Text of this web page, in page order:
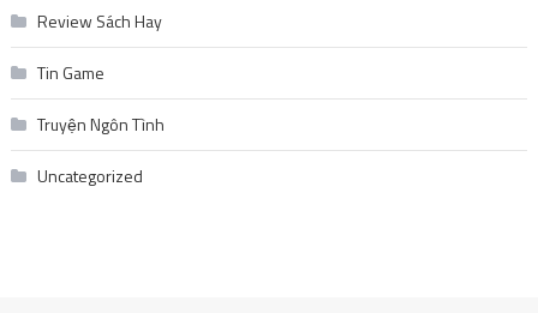
Review Sách Hay
Tin Game
Truyện Ngôn Tình
Uncategorized